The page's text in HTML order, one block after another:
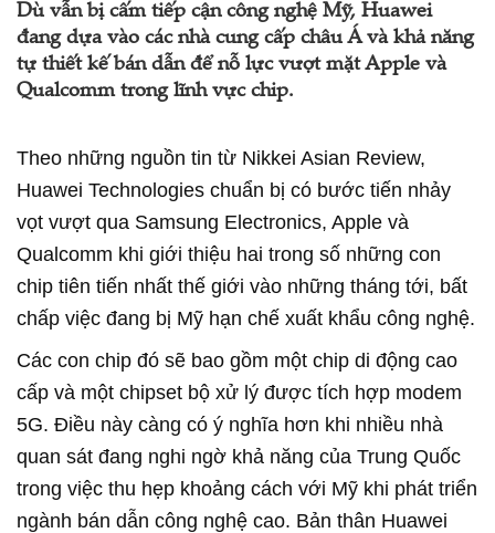
Dù vẫn bị cấm tiếp cận công nghệ Mỹ, Huawei
đang dựa vào các nhà cung cấp châu Á và khả năng
tự thiết kế bán dẫn để nỗ lực vượt mặt Apple và
Qualcomm trong lĩnh vực chip.
Theo những nguồn tin từ Nikkei Asian Review,
Huawei Technologies chuẩn bị có bước tiến nhảy
vọt vượt qua Samsung Electronics, Apple và
Qualcomm khi giới thiệu hai trong số những con
chip tiên tiến nhất thế giới vào những tháng tới, bất
chấp việc đang bị Mỹ hạn chế xuất khẩu công nghệ.
Các con chip đó sẽ bao gồm một chip di động cao
cấp và một chipset bộ xử lý được tích hợp modem
5G. Điều này càng có ý nghĩa hơn khi nhiều nhà
quan sát đang nghi ngờ khả năng của Trung Quốc
trong việc thu hẹp khoảng cách với Mỹ khi phát triển
ngành bán dẫn công nghệ cao. Bản thân Huawei